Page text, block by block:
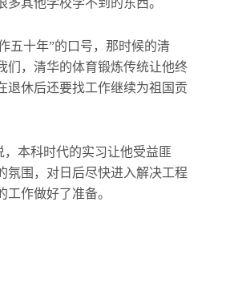
其他学校学不到的东西。
五十年”的口号，那时候的清
们，清华的体育锻炼传统让他终
退休后还要找工作继续为祖国贡
本科时代的实习让他受益匪
氛围，对日后尽快进入解决工程
作做好了准备。